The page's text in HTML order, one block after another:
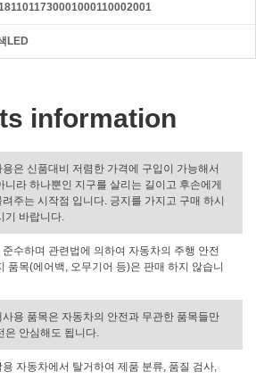
LED
information
은 신품대비 저렴한 가격에 구입이 가능해서
니라 하나뿐인 지구를 살리는 길이고 후손에게
주는 시작점 입니다. 긍지를 가지고 구매 하시
기 바랍니다.
수하며 관련법에 의하여 자동차의 주행 안전
품목(에어백, 오무기어 등)은 판매 하지 않습니
용 품목은 자동차의 안전과 무관한 품목들만
은 안심해도 됩니다.
자동차에서 탈거하여 제품 분류, 품질 검사,